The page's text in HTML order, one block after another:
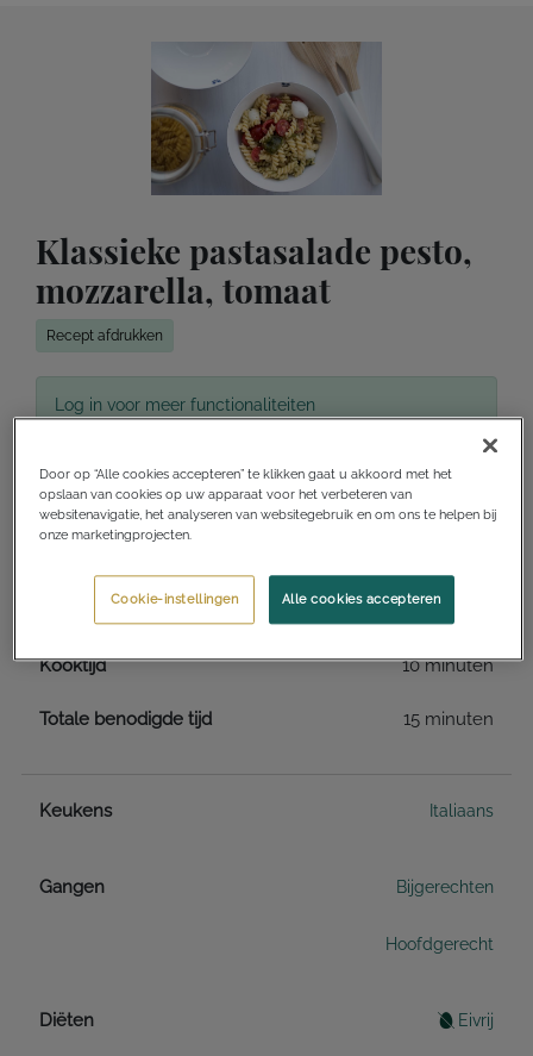
Klassieke pastasalade pesto,
mozzarella, tomaat
Recept afdrukken
Log in voor meer functionaliteiten
Ik wil dit maken Ik heb dit gemaakt
Kooktijd 10 minuten
Totale benodigde tijd 15 minuten
Keukens Italiaans
Gangen Bijgerechten
Hoofdgerecht
Diëten Eivrij
Door op “Alle cookies accepteren” te klikken gaat u akkoord met het
opslaan van cookies op uw apparaat voor het verbeteren van
websitenavigatie, het analyseren van websitegebruik en om ons te helpen bij
onze marketingprojecten.
Alle cookies accepteren
Cookie-instellingen